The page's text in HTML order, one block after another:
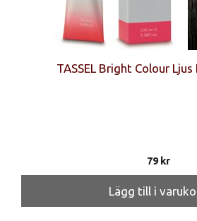
TASSEL Bright Colour
79kr
Lägg till i